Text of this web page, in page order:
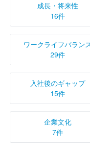
成長・将来性
16件
ワークライフバラン
29件
入社後のギャップ
15件
企業文化
7件